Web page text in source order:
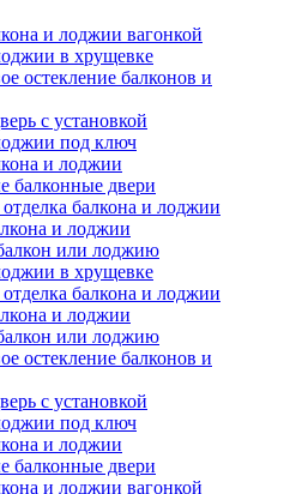
и лоджии вагонкой
в хрущевке
остекление балконов и
с установкой
под ключ
и лоджии
балконные двери
балкона и лоджии
и лоджии
или лоджию
в хрущевке
балкона и лоджии
и лоджии
или лоджию
остекление балконов и
с установкой
под ключ
и лоджии
балконные двери
и лоджии вагонкой